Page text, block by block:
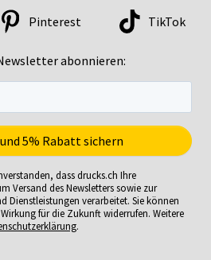
abonnieren:
Pinterest TikTok
dass drucks.ch Ihre
Versand des Newsletters sowie zur
Dienstleistungen verarbeitet. Sie können
für die Zukunft widerrufen. Weitere
.